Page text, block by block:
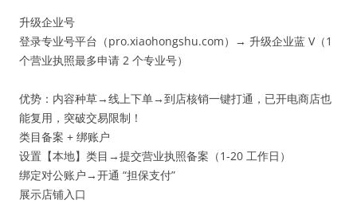
升级企业号
登录专业号平台（pro.xiaohongshu.com）→ 升级企业蓝 V（1
个营业执照最多申请 2 个专业号）
优势：内容种草→线上下单→到店核销一键打通，已开电商店也
能复用，突破交易限制！
类目备案 + 绑账户
设置【本地】类目→提交营业执照备案（1-20 工作日）
绑定对公账户→开通 “担保支付”
展示店铺入口